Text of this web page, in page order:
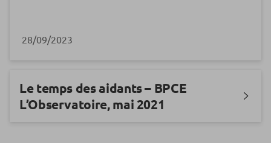
28/09/2023
Le temps des aidants – BPCE
L’Observatoire, mai 2021